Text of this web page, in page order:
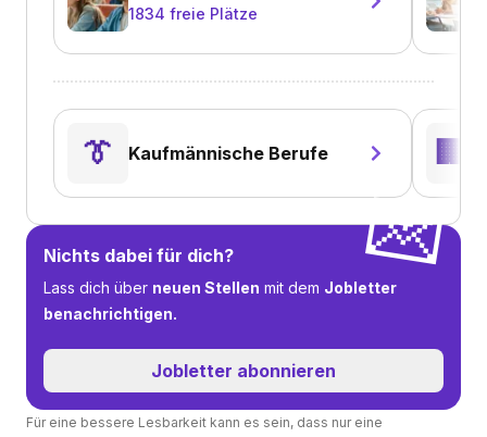
1834 freie Plätze
👔 Kaufmännische Berufe 🏢
💌
Nichts dabei für dich?
Lass dich über neuen Stellen mit dem Jobletter
benachrichtigen.
Jobletter abonnieren
Für eine bessere Lesbarkeit kann es sein, dass nur eine